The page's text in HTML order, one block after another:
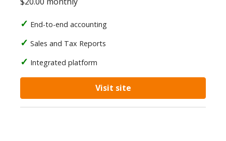
End-to-end accounting
Sales and Tax Reports
Integrated platform
Visit site